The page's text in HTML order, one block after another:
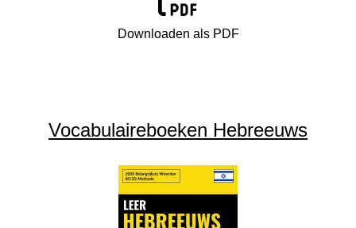
Downloaden als PDF
Vocabulaireboeken Hebreeuws